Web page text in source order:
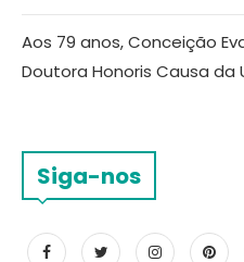
Aos 79 anos, Conceição
Doutora Honoris Causa da
Siga-nos